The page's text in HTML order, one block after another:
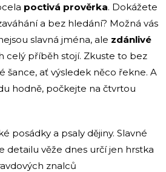
poctivá prověrka. Dokážete
a bez hledání? Možná vás
slavná jména, ale zdánlivé
celý příběh stojí. Zkuste to bez
šance, ať výsledek něco řekne. A
hodně, počkejte na čtvrtou
posádky a psaly dějiny. Slavné
detailu věže dnes určí jen hrstka
znalců